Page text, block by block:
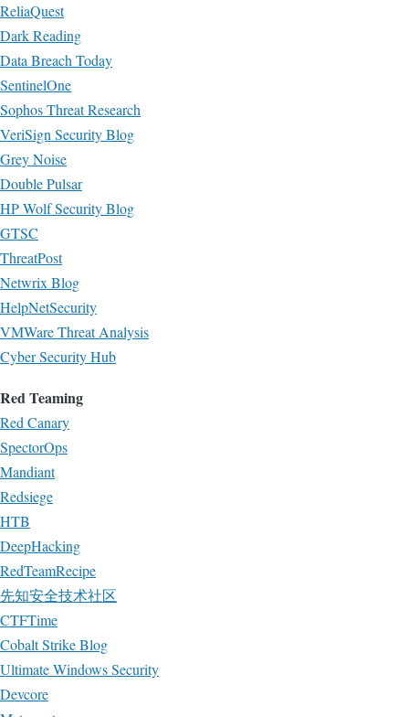
ReliaQuest
Dark Reading
Data Breach Today
SentinelOne
Sophos Threat Research
VeriSign Security Blog
Grey Noise
Double Pulsar
HP Wolf Security Blog
GTSC
ThreatPost
Netwrix Blog
HelpNetSecurity
VMWare Threat Analysis
Cyber Security Hub
Red Teaming
Red Canary
SpectorOps
Mandiant
Redsiege
HTB
DeepHacking
RedTeamRecipe
先知安全技术社区
CTFTime
Cobalt Strike Blog
Ultimate Windows Security
Devcore